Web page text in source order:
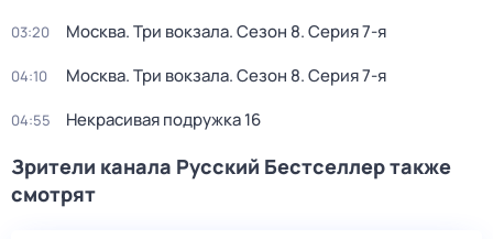
03:20 Москва. Три вокзала. Сезон 8. Серия 7-я
04:10 Москва. Три вокзала. Сезон 8. Серия 7-я
04:55 Некрасивая подружка 16
Зрители канала Русский Бестселлер также
смотрят